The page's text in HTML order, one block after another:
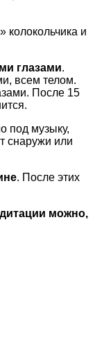
колокольчика и
глазами.
всем телом.
После 15
под музыку,
снаружи или
. После этих
можно,